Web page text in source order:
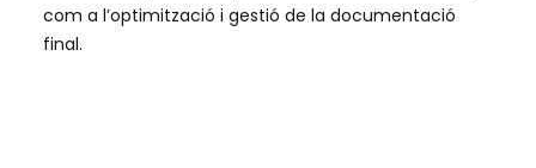
com a l’optimització i gestió de la documentació
final.